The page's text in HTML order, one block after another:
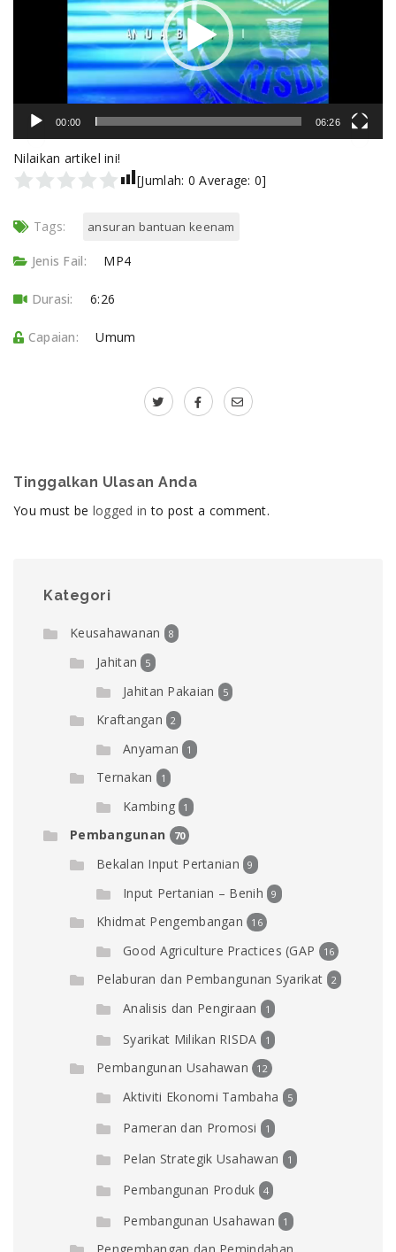
00:00 06:26
Nilaikan artikel ini!
[Jumlah: 0 Average:0]
Tags: ansuran bantuan keenam
Jenis Fail: MP4
Durasi: 6:26
Capaian: Umum
Tinggalkan Ulasan Anda
You must be logged in to post a comment.
Kategori
Keusahawanan 8
Jahitan 5
Jahitan Pakaian 5
Kraftangan 2
Anyaman 1
Ternakan 1
Kambing 1
Pembangunan 70
Bekalan Input Pertanian 9
Input Pertanian – Benih 9
Khidmat Pengembangan 16
Good Agriculture Practices (GAP 16
Pelaburan dan Pembangunan Syarikat 2
Analisis dan Pengiraan 1
Syarikat Milikan RISDA 1
Pembangunan Usahawan 12
Aktiviti Ekonomi Tambaha 5
Pameran dan Promosi 1
Pelan Strategik Usahawan 1
Pembangunan Produk 4
Pembangunan Usahawan 1